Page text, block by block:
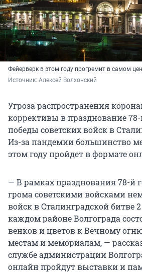
Фейерверк в этом году прогремит в самом
Источник: Алексей Волхонский
Угроза распространения
коррективы в празднование
победы советских войск в
Из-за пандемии большинство
этом году пройдет в формате
— В рамках празднования 78-й
грома советскими войсками
войск в Сталинградской битве
каждом районе Волгограда
венков и цветов к Вечному
местам и мемориалам, —
службе администрации
онлайн пройдут выставки и